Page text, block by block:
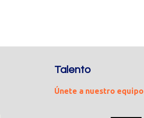
Talento
Únete a nuestro equipo